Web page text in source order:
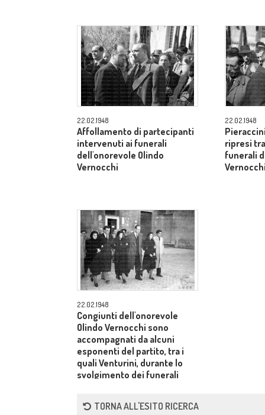
22.02.1948
Affollamento di partecipanti
intervenuti ai funerali
dell'onorevole Olindo
Vernocchi
22.02.1948
ripresi
funerali
22.02.1948
Congiunti dell'onorevole
Olindo Vernocchi sono
accompagnati da alcuni
esponenti del partito, tra i
quali Venturini, durante lo
svolgimento dei funerali
TORNA ALL'ESITO RICERCA